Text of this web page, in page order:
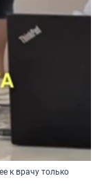
к врачу только